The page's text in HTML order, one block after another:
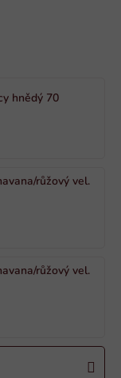
hnědý 70
růžový vel.
růžový vel.